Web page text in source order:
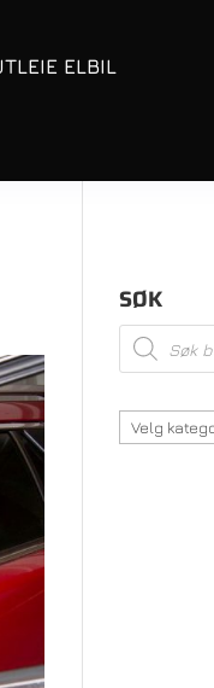
ELBIL
SØK
Products
search
Velg